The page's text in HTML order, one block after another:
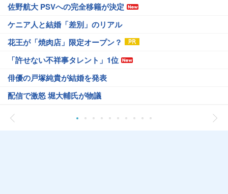
佐野航大 PSVへの完全移籍が決定
ケニア人と結婚「差別」のリアル
花王が「焼肉店」限定オープン？
「許せない不祥事タレント」1位
俳優の戸塚純貴が結婚を発表
配信で激怒 堀大輔氏が物議